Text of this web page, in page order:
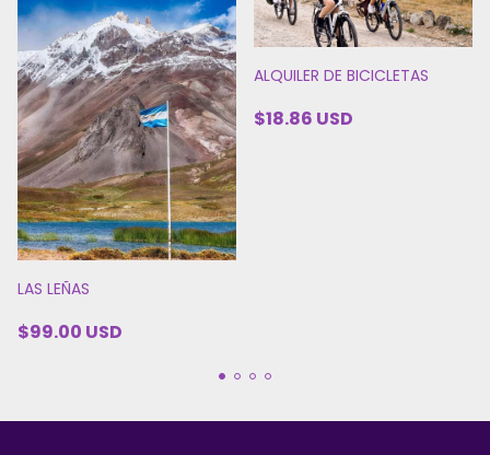
LAS LEÑAS
$99.00 USD
ALQUILER DE BICICLETAS
$18.86 USD